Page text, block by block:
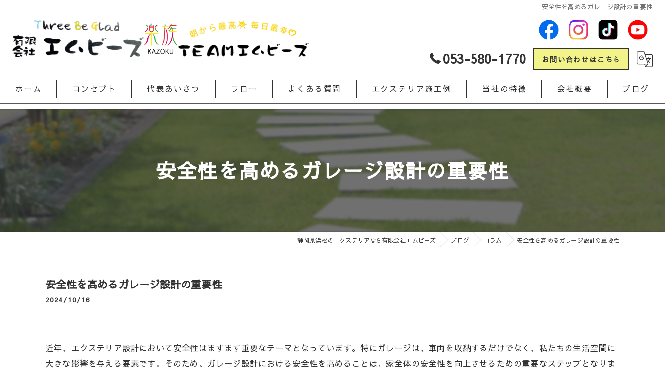
安全性を高めるガレージ設計の重要性
053-580-1770 お問い合わせはこちら
ホーム コンセプト 代表あいさつ フロー よくある質問 エクステリア施工例 当社の特徴
ガレージ
人工芝
インターロッキング
会社概要 ブログ
安全性を高めるガレージ設計の重要性
静岡県浜松のエクステリアなら有限会社エムビーズ ブログ コラム 安全性を高めるガレージ設計の重要性
安全性を高めるガレージ設計の重要性
2024/10/16
近年、エクステリア設計において安全性はますます重要なテーマとなっています。特にガレージは、車両を収納するだけでなく、私たちの生活空間に
大きな影響を与える要素です。そのため、ガレージ設計における安全性を高めることは、家全体の安全性を向上させるための重要なステップとなりま